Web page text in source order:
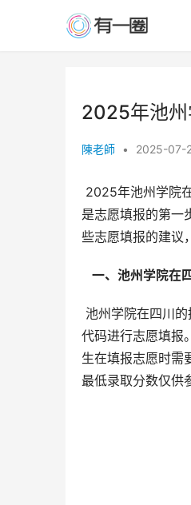
2025年池
陳老師 • 2025-07-
是志愿填报的第一
些志愿填报的建议
一、池州学院在
池州学院在四川
代码进行志愿填报
生在填报志愿时需
最低录取分数仅供